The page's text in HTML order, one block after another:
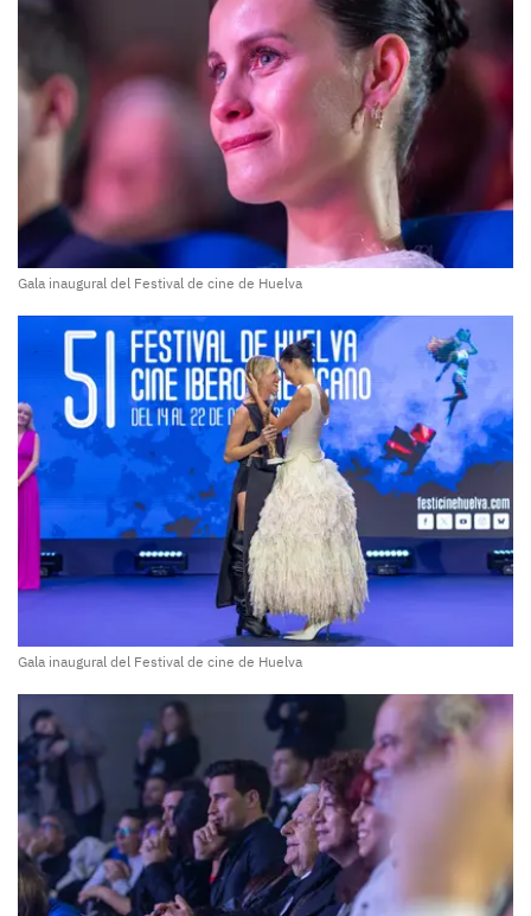
Gala inaugural del Festival de cine de Huelva
Gala inaugural del Festival de cine de Huelva